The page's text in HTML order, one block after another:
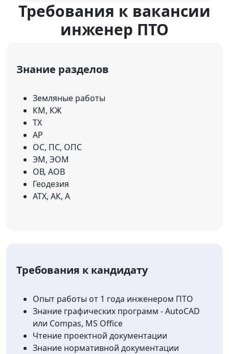
Требования к вакансии
инженер ПТО
Знание разделов
Земляные работы
КМ, КЖ
ТХ
АР
ОС, ПС, ОПС
ЭМ, ЭОМ
ОВ, АОВ
Геодезия
АТХ, АК, А
Требования к кандидату
Опыт работы от 1 года инженером ПТО
Знание графических программ - AutoCAD
или Compas, MS Office
Чтение проектной документации
Знание нормативной документации